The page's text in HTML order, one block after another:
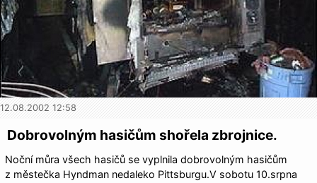
12.08.2002 12:58
Dobrovolným hasičům shořela zbrojnice.
Noční můra všech hasičů se vyplnila dobrovolným hasičům
z městečka Hyndman nedaleko Pittsburgu.V sobotu 10.srpna